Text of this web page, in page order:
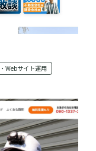
Webサイト運用